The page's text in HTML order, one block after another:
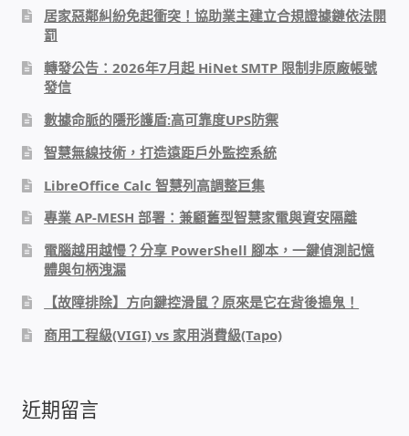
監控健檢‧舊換新專案
監視器異地備份備援
監控安防 工具 軟體 手冊
電話總機 對講機
迅時數位網路電話總機
IP-PBX 租賃 借測 (雲端總機)
通航國際(Tonnet)
居家惡鄰糾紛免起衝突！協助業主建立合規證據鏈依法開
罰
轉發公告：2026年7月起 HiNet SMTP 限制非原廠帳號
發信
數據命脈的隱形護盾:高可靠度UPS防禦
智慧無線技術，打造遠距戶外監控系統
LibreOffice Calc 智慧列高調整巨集
專業 AP-MESH 部署：兼顧舊型智慧家電與資安隔離
電腦越用越慢？分享 PowerShell 腳本，一鍵偵測記憶
體與句柄洩漏
【故障排除】方向鍵控滑鼠？原來是它在背後搗鬼！
商用工程級(VIGI) vs 家用消費級(Tapo)
近期留言